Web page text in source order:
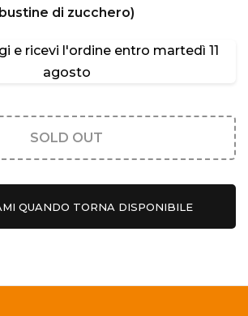
bustine di zucchero)
e ricevi l'ordine entro martedì 11
agosto
SOLD OUT
QUANDO TORNA DISPONIBILE